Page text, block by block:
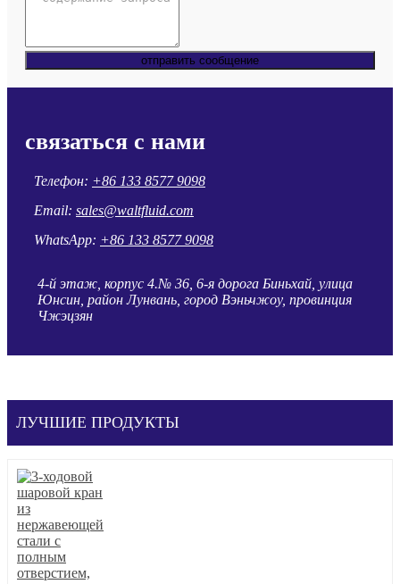
отправить сообщение
связаться с нами
Телефон: +86 133 8577 9098
Email: sales@waltfluid.com
WhatsApp: +86 133 8577 9098
4-й этаж, корпус 4.№ 36, 6-я дорога Биньхай, улица
Юнсин, район Лунвань, город Вэньчжоу, провинция
Чжэцзян
ЛУЧШИЕ ПРОДУКТЫ